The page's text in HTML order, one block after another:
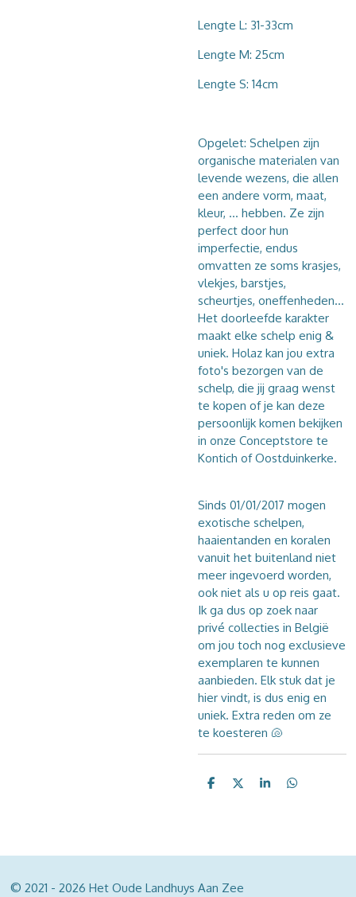
Lengte L: 31-33cm
Lengte M: 25cm
Lengte S: 14cm
Opgelet: Schelpen zijn
organische materialen van
levende wezens, die allen
een andere vorm, maat,
kleur, ... hebben. Ze zijn
perfect door hun
imperfectie, endus
omvatten ze soms krasjes,
vlekjes, barstjes,
scheurtjes, oneffenheden...
Het doorleefde karakter
maakt elke schelp enig &
uniek. Holaz kan jou extra
foto's bezorgen van de
schelp, die jij graag wenst
te kopen of je kan deze
persoonlijk komen bekijken
in onze Conceptstore te
Kontich of Oostduinkerke.
Sinds 01/01/2017 mogen
exotische schelpen,
haaientanden en koralen
vanuit het buitenland niet
meer ingevoerd worden,
ook niet als u op reis gaat.
Ik ga dus op zoek naar
privé collecties in België
om jou toch nog exclusieve
exemplaren te kunnen
aanbieden. Elk stuk dat je
hier vindt, is dus enig en
uniek. Extra reden om ze
te koesteren 🐚
D
D
S
D
© 2021 - 2026 Het Oude Landhuys Aan Zee